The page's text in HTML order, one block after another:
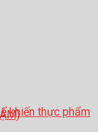
khiến thực phẩm